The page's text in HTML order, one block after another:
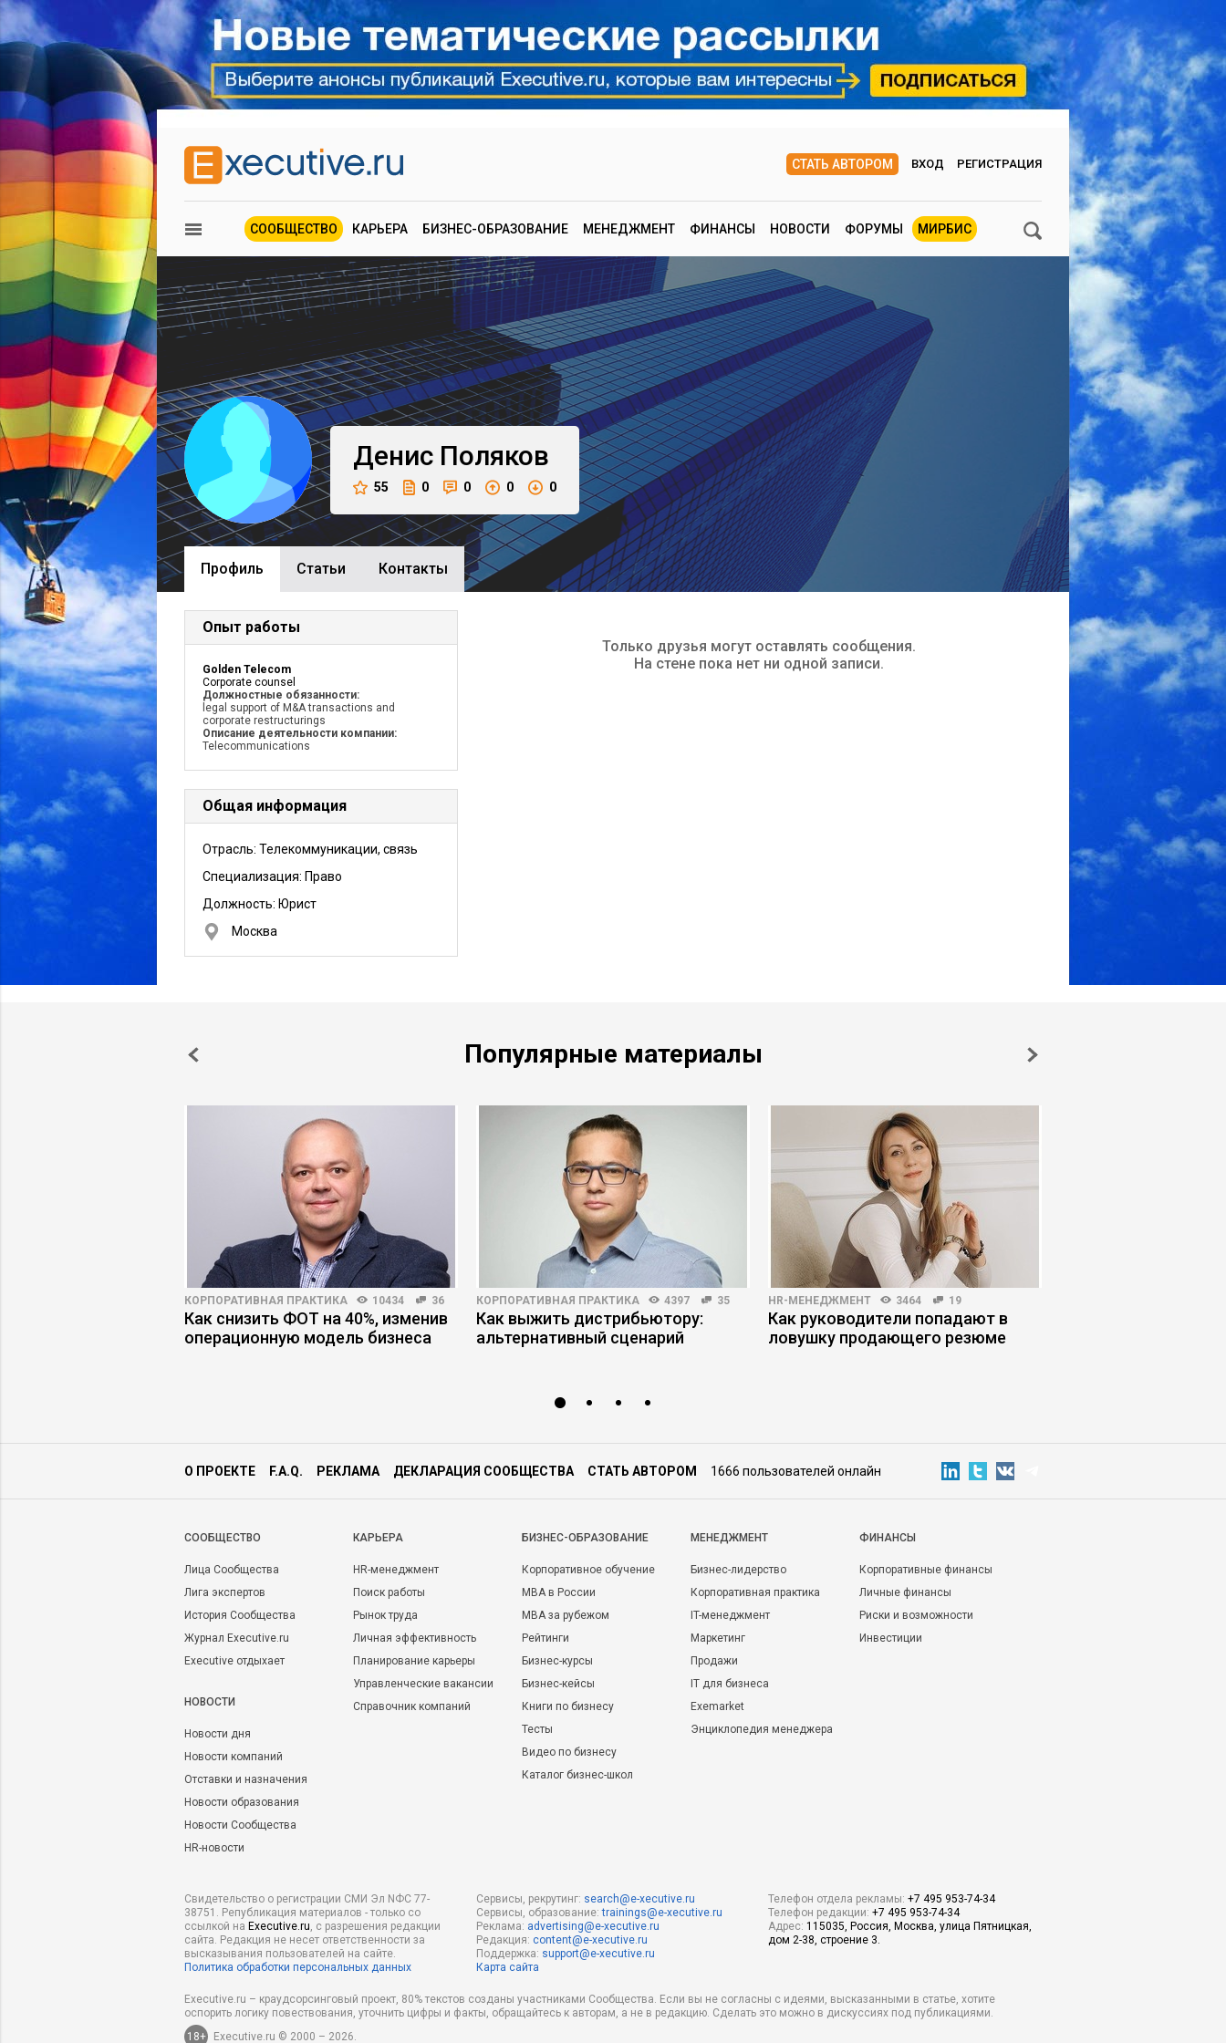
СТАТЬ АВТОРОМ ВХОД РЕГИСТРАЦИЯ
СООБЩЕСТВО КАРЬЕРА БИЗНЕС-ОБРАЗОВАНИЕ МЕНЕДЖМЕНТ ФИНАНСЫ НОВОСТИ ФОРУМЫ МИРБИС
Денис Поляков
55 0 0 0 0
Профиль Cтатьи Контакты
Опыт работы
Golden Telecom
Corporate counsel
Должностные обязанности:
legal support of M&A transactions and
corporate restructurings
Описание деятельности компании:
Telecommunications
Общая информация
Отрасль: Телекоммуникации, связь
Специализация: Право
Должность: Юрист
Москва
Только друзья могут оставлять сообщения.
На стене пока нет ни одной записи.
Популярные материалы
КОРПОРАТИВНАЯ ПРАКТИКА 10434 36
Как снизить ФОТ на 40%, изменив
операционную модель бизнеса
КОРПОРАТИВНАЯ ПРАКТИКА 4397 35
Как выжить дистрибьютору:
альтернативный сценарий
HR-МЕНЕДЖМЕНТ 3464 19
Как руководители попадают в
ловушку продающего резюме
О ПРОЕКТЕ F.A.Q. РЕКЛАМА ДЕКЛАРАЦИЯ СООБЩЕСТВА СТАТЬ АВТОРОМ 1666 пользователей онлайн
CООБЩЕСТВО
Лица Сообщества
Лига экспертов
История Сообщества
Журнал Executive.ru
Executive отдыхает
НОВОСТИ
Новости дня
Новости компаний
Отставки и назначения
Новости образования
Новости Сообщества
HR-новости
КАРЬЕРА
HR-менеджмент
Поиск работы
Рынок труда
Личная эффективность
Планирование карьеры
Управленческие вакансии
Справочник компаний
БИЗНЕС-ОБРАЗОВАНИЕ
Корпоративное обучение
MBA в России
MBA за рубежом
Рейтинги
Бизнес-курсы
Бизнес-кейсы
Книги по бизнесу
Тесты
Видео по бизнесу
Каталог бизнес-школ
МЕНЕДЖМЕНТ
Бизнес-лидерство
Корпоративная практика
IT-менеджмент
Маркетинг
Продажи
IT для бизнеса
Exemarket
Энциклопедия менеджера
ФИНАНСЫ
Корпоративные финансы
Личные финансы
Риски и возможности
Инвестиции
Свидетельство о регистрации СМИ Эл NФС 77-
38751. Републикация материалов - только со
ссылкой на Executive.ru, с разрешения редакции
сайта. Редакция не несет ответственности за
высказывания пользователей на сайте.
Политика обработки персональных данных
Сервисы, рекрутинг: search@e-xecutive.ru
Сервисы, образование:trainings@e-xecutive.ru
Реклама: advertising@e-xecutive.ru
Редакция: content@e-xecutive.ru
Поддержка: support@e-xecutive.ru
Карта сайта
Телефон отдела рекламы: +7 495 953-74-34
Телефон редакции: +7 495 953-74-34
Адрес: 115035, Россия, Москва, улица Пятницкая,
дом 2-38, строение 3.
Executive.ru – краудсорсинговый проект, 80% текстов созданы участниками Сообщества. Если вы не согласны с идеями, высказанными в статье, хотите
оспорить логику повествования, уточнить цифры и факты, обращайтесь к авторам, а не в редакцию. Сделать это можно в дискуссиях под публикациями.
18+
Executive.ru © 2000 – 2026.